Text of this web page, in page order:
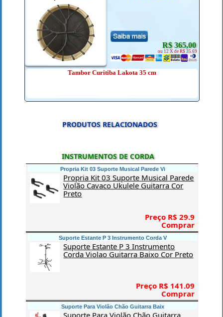
R$ 365,00
ou 12 X de R$ 35.69
Tambor Curitiba Lakota 35 cm
PRODUTOS RELACIONADOS
INSTRUMENTOS DE CORDA
Propria Kit 03 Suporte Musical Parede Vi
Propria Kit 03 Suporte Musical Parede
Violão Cavaco Ukulele Guitarra Cor
Preto
Preço R$ 29.9
Comprar
Suporte Estante P 3 Instrumento Corda V
Suporte Estante P 3 Instrumento
Corda Violao Guitarra Baixo Cor Preto
Preço R$ 141.09
Comprar
Suporte Para Violão Chão Guitarra Baix
Suporte Para Violão Chão Guitarra